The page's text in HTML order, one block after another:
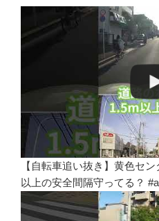
【自転車追い抜き】黄色セ
以上の安全間隔守ってる？